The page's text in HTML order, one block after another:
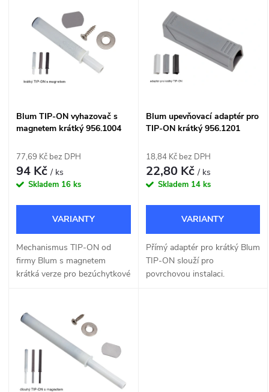
p
o
u
k
Nejprodávanější
Abecedně
s
o
d
u
Blum TIP-ON vyhazovač s
magnetem krátký 956.1004
77,69 Kč bez DPH
94 Kč/ ks
Skladem 16 ks
Mechanismus TIP-ON od
firmy Blum s magnetem
krátká verze pro bezúchytkové
dvířek.
Blum upevňovací adaptér pro
TIP-ON krátký 956.1201
18,84 Kč bez DPH
22,80 Kč/ ks
Skladem 14 ks
Přímý adaptér pro krátký Blum
TIP-ON slouží pro
povrchovou instalaci.